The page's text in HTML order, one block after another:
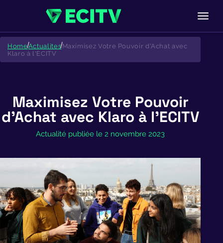
Skip
content
HomeActualitesMaximisez Votre Pouvoir d'Achat avec
Klaro à l'ECITV
Maximisez Votre Pouvoir
d’Achat avec Klaro à l’ECITV
Actualité publiée le 2 novembre 2023